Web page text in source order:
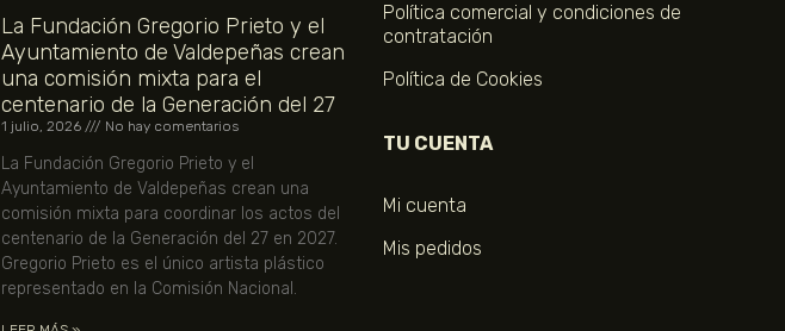
La Fundación Gregorio Prieto y el
Ayuntamiento de Valdepeñas crean
una comisión mixta para el
centenario de la Generación del 27
1 julio, 2026 No hay comentarios
La Fundación Gregorio Prieto y el
Ayuntamiento de Valdepeñas crean una
comisión mixta para coordinar los actos del
centenario de la Generación del 27 en 2027.
Gregorio Prieto es el único artista plástico
representado en la Comisión Nacional.
Política comercial y condiciones de
contratación
Política de Cookies
TU CUENTA
Mi cuenta
Mis pedidos